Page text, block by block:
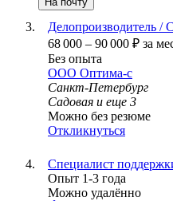
Делопроизводитель /
68 000 – 90 000 ₽ за
Без опыта
ООО Оптима-с
Санкт-Петербург
Садовая и еще 3
Можно без резюме
Откликнуться
Специалист
Опыт 1-3 года
Можно удалённо